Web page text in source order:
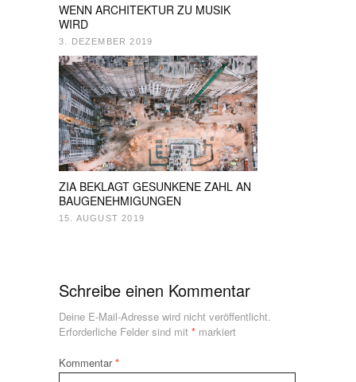
WENN ARCHITEKTUR ZU MUSIK
WIRD
3. DEZEMBER 2019
ZIA BEKLAGT GESUNKENE ZAHL AN
BAUGENEHMIGUNGEN
15. AUGUST 2019
Schreibe einen Kommentar
Deine E-Mail-Adresse wird nicht veröffentlicht.
Erforderliche Felder sind mit * markiert
Kommentar*